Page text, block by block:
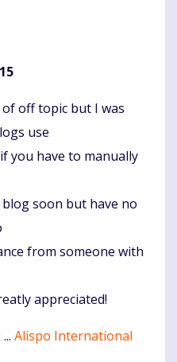
off topic but I was
use
you have to manually
soon but have no
from someone with
appreciated!
Alispo International